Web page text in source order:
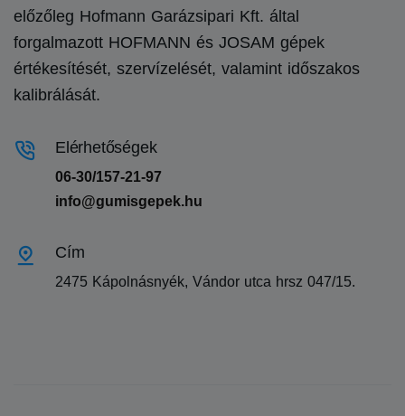
előzőleg Hofmann Garázsipari Kft. által
forgalmazott HOFMANN és JOSAM gépek
értékesítését, szervízelését, valamint időszakos
kalibrálását.
Elérhetőségek
06-30/157-21-97
info@gumisgepek.hu
Cím
2475 Kápolnásnyék, Vándor utca hrsz 047/15.